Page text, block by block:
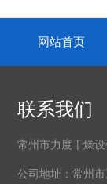
网站首页
联系我们
常州市力度干燥设
公司地址：常州